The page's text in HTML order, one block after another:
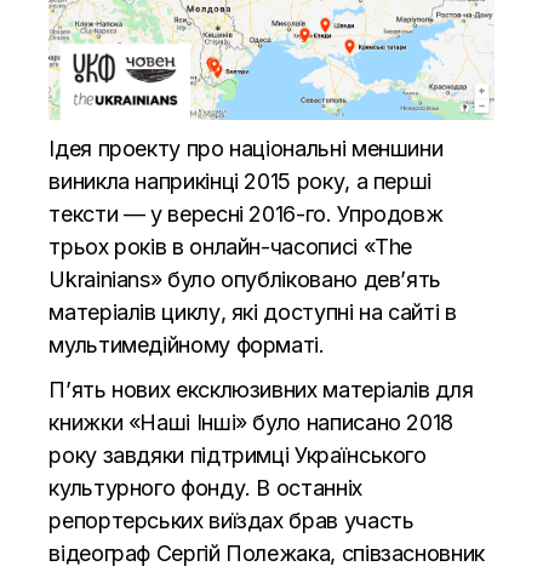
Ідея проекту про національні меншини
виникла наприкінці 2015 року, а перші
тексти — у вересні 2016-го. Упродовж
трьох років в онлайн-часописі «The
Ukrainians» було опубліковано дев’ять
матеріалів циклу, які доступні на сайті в
мультимедійному форматі.
П’ять нових ексклюзивних матеріалів для
книжки «Наші Інші» було написано 2018
року завдяки підтримціУкраїнського
культурного фонду. В останніх
репортерських виїздах брав участь
відеограф Сергій Полежака, співзасновник